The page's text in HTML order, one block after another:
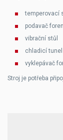
temperovací
podavač
vibrační stůl
chladicí tunel
vyklepávač
Stroj je potřeba